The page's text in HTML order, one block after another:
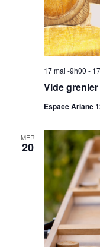
Vide
17 mai -9h00 -
Espace Ariane
MER
20